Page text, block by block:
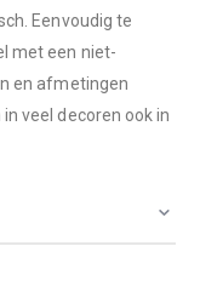
Eenvoudig te
met een niet-
en afmetingen
veel decoren ook in